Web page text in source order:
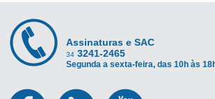
Assinaturas e SAC
34 3241-2465
Segunda a sexta-feira, das 10h às